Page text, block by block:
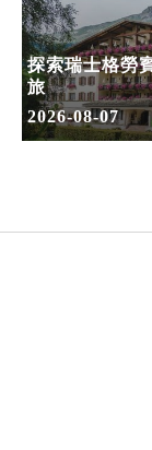
探索瑞士格勞
旅
2026-08-07